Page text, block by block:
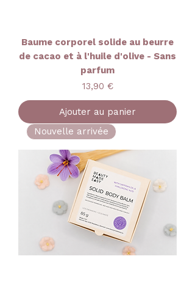
Baume corporel solide au beurre
de cacao et à l'huile d'olive - Sans
parfum
Prix
13,90 €
Ajouter au panier
Nouvelle arrivée